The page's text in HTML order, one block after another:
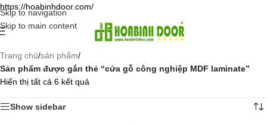
https://hoabinhdoor.com/
Skip to navigation
Skip to main content
Trang chủ/sản phẩm/
Sản phẩm được gắn thẻ “cửa gỗ công nghiệp MDF laminate”
Hiển thị tất cả 6 kết quả
Show sidebar